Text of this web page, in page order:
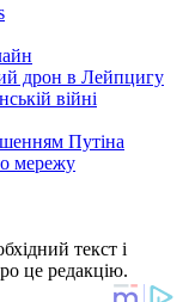
дрон в Лейпцигу
війні
Путіна
мережу
текст і
це редакцію.